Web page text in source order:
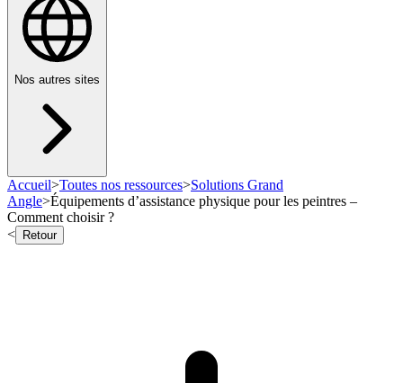
Nos autres sites
Accueil>Toutes nos ressources>Solutions Grand
Angle>Équipements d’assistance physique pour les peintres –
Comment choisir ?
<
Retour